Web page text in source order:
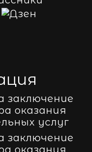
заключение
оказания
услуг
заключение